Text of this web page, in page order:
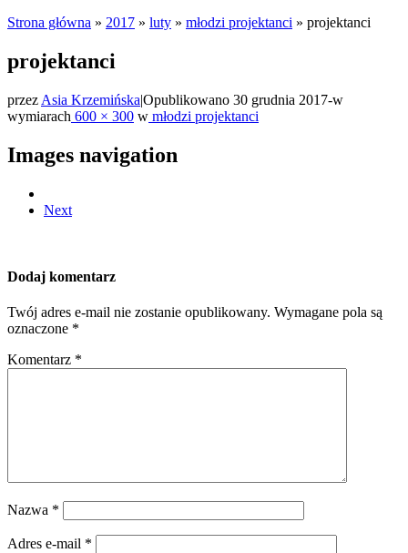
Strona główna » 2017 » luty » młodzi projektanci » projektanci
projektanci
przez Asia Krzemińska|Opublikowano 30 grudnia 2017-w
wymiarach 600 × 300 w młodzi projektanci
Images navigation
Next
Dodaj komentarz
Twój adres e-mail nie zostanie opublikowany. Wymagane pola są
oznaczone *
Komentarz *
Nazwa *
Adres e-mail *